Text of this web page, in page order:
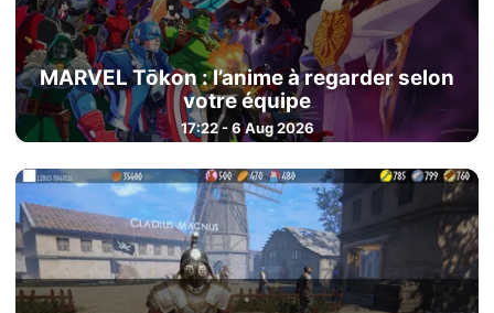
MARVEL Tōkon : l’anime à regarder selon
votre équipe
17:22 - 6 Aug 2026